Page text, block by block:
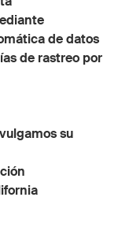
de datos
de rastreo por
su